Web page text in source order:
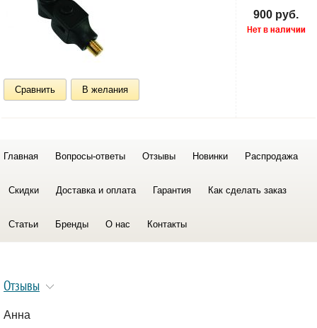
Сравнить В желания
900 руб.
Главная Вопросы-ответы Отзывы Новинки Распродажа
Скидки Доставка и оплата Гарантия Как сделать заказ
Статьи Бренды О нас Контакты
Отзывы
Анна